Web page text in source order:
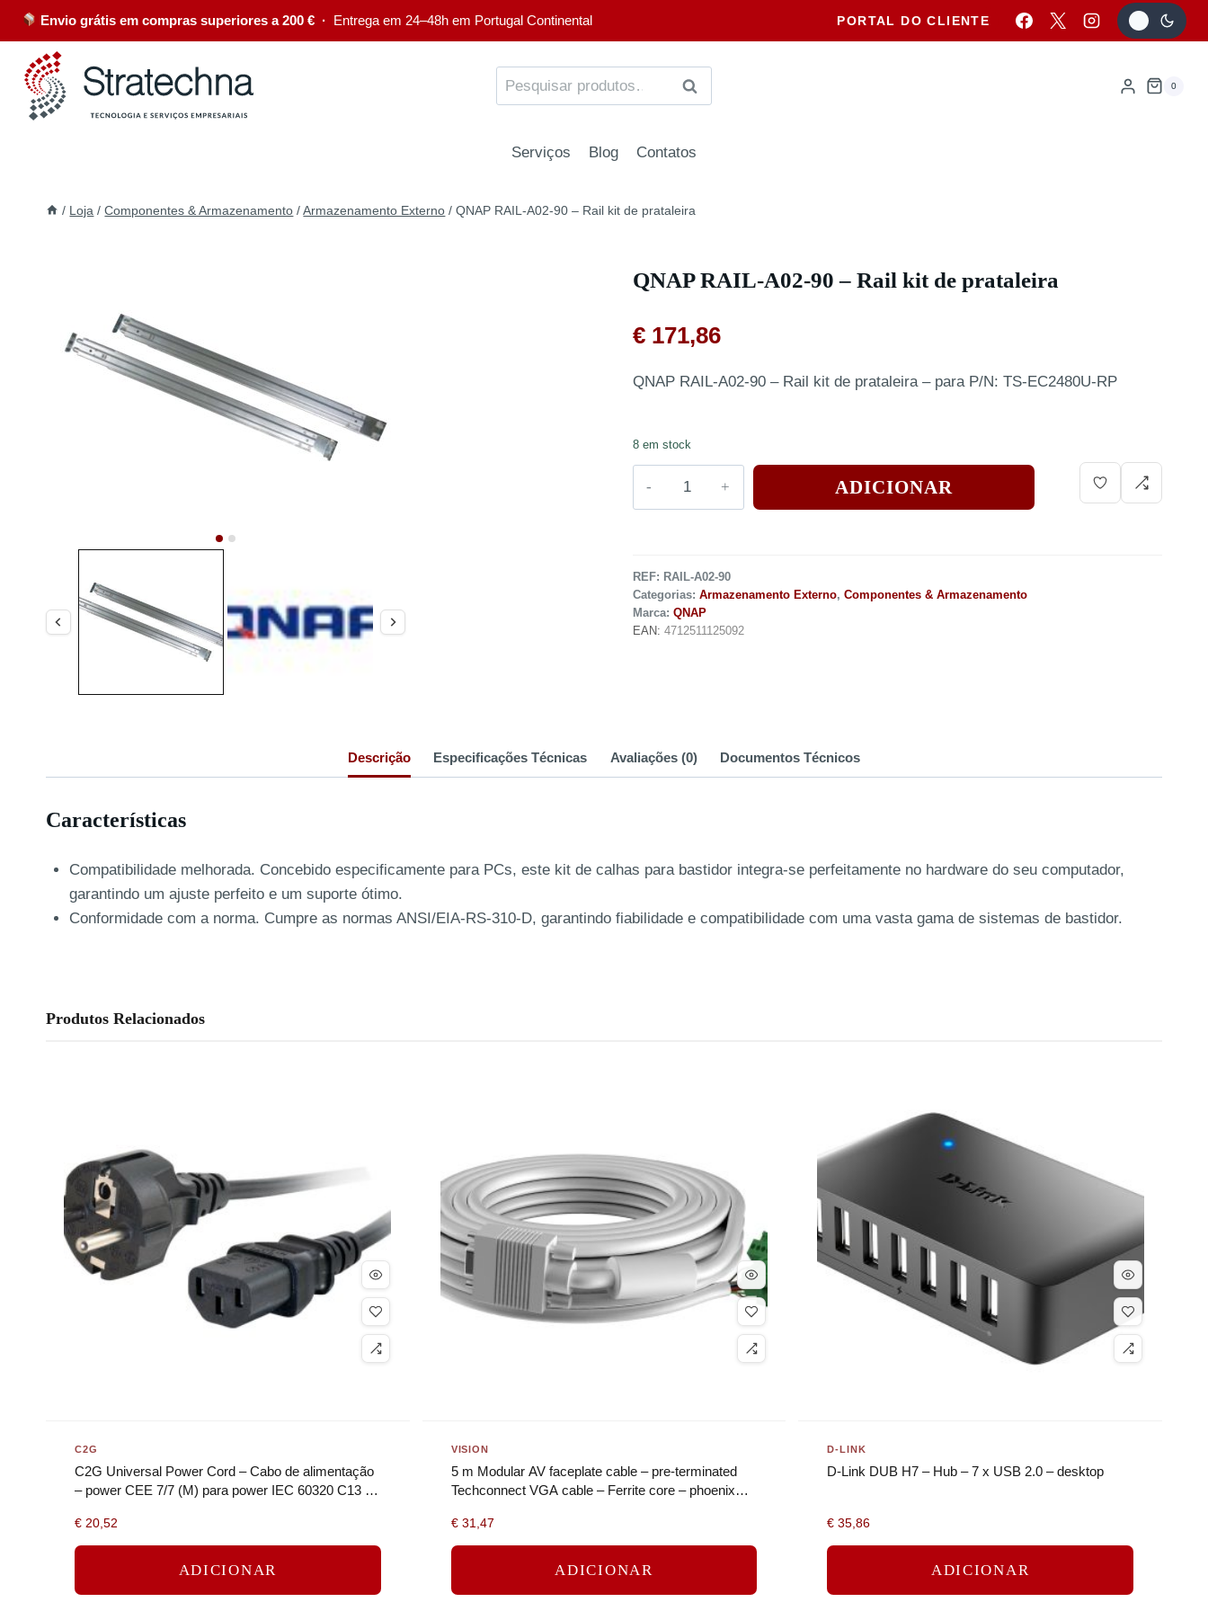
Envio grátis em compras superiores a 200 € · Entrega em 24–48h em Portugal Continental PORTAL DO CLIENTE
PESQUISA 0
Serviços Blog Contatos
/ Loja / Componentes & Armazenamento / Armazenamento Externo / QNAP RAIL-A02-90 – Rail kit de prataleira
QNAP RAIL-A02-90 – Rail kit de prataleira
€ 171,86
QNAP RAIL-A02-90 – Rail kit de prataleira – para P/N: TS-EC2480U-RP
8 em stock
ADICIONAR
REF: RAIL-A02-90
Categorias: Armazenamento Externo, Componentes & Armazenamento
Marca: QNAP
EAN: 4712511125092
Descrição Especificações Técnicas Avaliações (0) Documentos Técnicos
Características
Compatibilidade melhorada. Concebido especificamente para PCs, este kit de calhas para bastidor integra-se perfeitamente no hardware do seu computador,
garantindo um ajuste perfeito e um suporte ótimo.
Conformidade com a norma. Cumpre as normas ANSI/EIA-RS-310-D, garantindo fiabilidade e compatibilidade com uma vasta gama de sistemas de bastidor.
Produtos Relacionados
C2G
C2G Universal Power Cord – Cabo de alimentação
– power CEE 7/7 (M) para power IEC 60320 C13 –
€ 20,52
ADICIONAR
VISION
5 m Modular AV faceplate cable – pre-terminated
Techconnect VGA cable – Ferrite core – phoenix
€31,47
ADICIONAR
D-LINK
D-Link DUB H7 – Hub – 7 x USB 2.0 – desktop
€ 35,86
ADICIONAR